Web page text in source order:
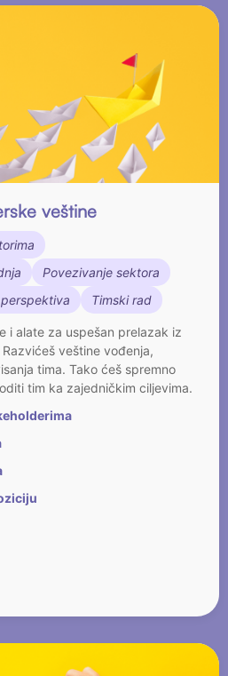
veštine
Povezivanje sektora
Timski rad
i alate za uspešan prelazak iz
veštine vođenja,
tima. Tako ćeš spremno
tim ka zajedničkim ciljevima.